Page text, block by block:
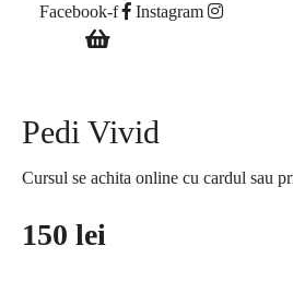
Facebook-f
Instagram
Pedi Vivid
Cursul se achita online cu cardul sau
150 lei